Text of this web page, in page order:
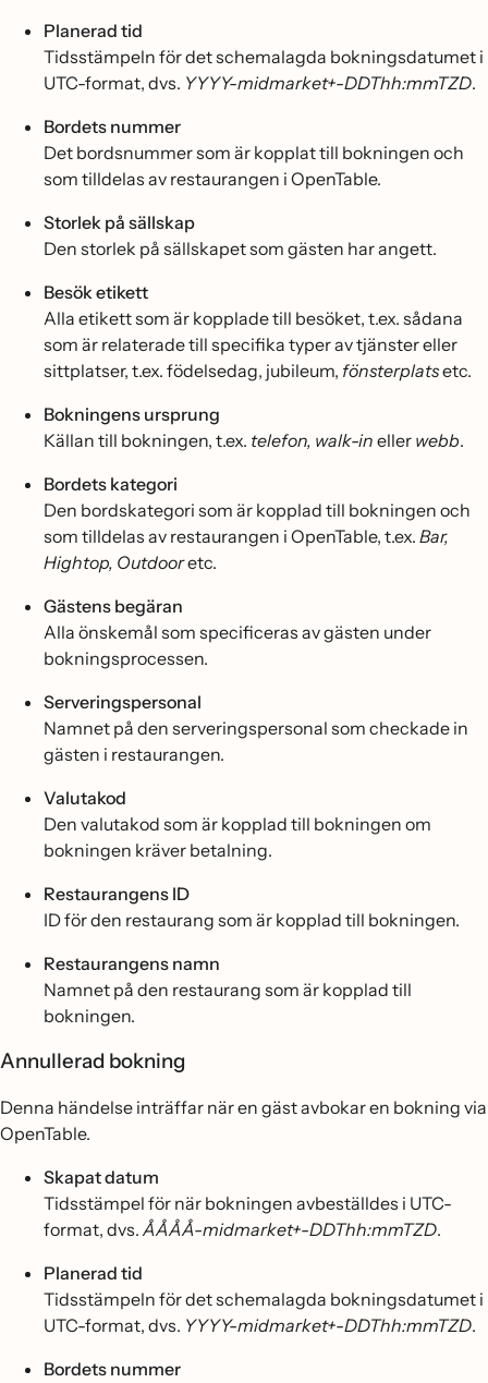
Planerad tid
Tidsstämpeln för det schemalagda bokningsdatumet i
UTC-format, dvs. YYYY-midmarket+-DDThh:mmTZD.
Bordets nummer
Det bordsnummer som är kopplat till bokningen och
som tilldelas av restaurangen i OpenTable.
Storlek på sällskap
Den storlek på sällskapet som gästen har angett.
Besök etikett
Alla etikett som är kopplade till besöket, t.ex. sådana
som är relaterade till specifika typer av tjänster eller
sittplatser, t.ex. födelsedag, jubileum, fönsterplatsetc.
Bokningens ursprung
Källan till bokningen, t.ex. telefon, walk-in eller webb.
Bordets kategori
Den bordskategori som är kopplad till bokningen och
som tilldelas av restaurangen i OpenTable, t.ex. Bar,
Hightop, Outdooretc.
Gästens begäran
Alla önskemål som specificeras av gästen under
bokningsprocessen.
Serveringspersonal
Namnet på den serveringspersonal som checkade in
gästen i restaurangen.
Valutakod
Den valutakod som är kopplad till bokningen om
bokningen kräver betalning.
Restaurangens ID
ID för den restaurang som är kopplad till bokningen.
Restaurangens namn
Namnet på den restaurang som är kopplad till
bokningen.
Annullerad bokning
Denna händelse inträffar när en gäst avbokar en bokning via
OpenTable.
Skapat datum
Tidsstämpel för när bokningen avbeställdes i UTC-
format, dvs.ÅÅÅÅ-midmarket+-DDThh:mmTZD.
Planerad tid
Tidsstämpeln för det schemalagda bokningsdatumet i
UTC-format, dvs. YYYY-midmarket+-DDThh:mmTZD.
Bordets nummer